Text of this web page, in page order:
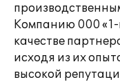
Компанию 000 «1-
качестве
исходя из их
высокой